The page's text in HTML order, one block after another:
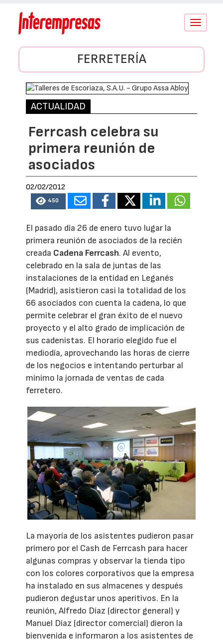
Conmutar
FERRETERÍA
ACTUALIDAD
Ferrcash celebra su
primera reunión de
asociados
02/02/2012
450
El pasado día 26 de enero tuvo lugar la
primera reunión de asociados de la recién
creada Cadena Ferrcash. Al evento,
celebrado en la sala de juntas de las
instalaciones de la entidad en Leganés
(Madrid), asistieron casi la totalidad de los
66 asociados con cuenta la cadena, lo que
permite celebrar el gran éxito de el nuevo
proyecto y el alto grado de implicación de
sus cadenistas. El horario elegido fue el
mediodía, aprovechando las horas de cierre
de los negocios e intentando perturbar al
mínimo la jornada de ventas de cada
ferretero.
La mayoría de los asistentes pudieron pasar
primero por el Cash de Ferrcash para hacer
algunas compras y observar la tienda tipo
con los colores corporativos que la empresa
ha instalado en sus almacenes y después
pudieron degustar unos aperitivos. En la
reunión, Alfredo Díaz (director general) y
Manuel Díaz (director comercial) dieron la
bienvenida e informaron a los asistentes de